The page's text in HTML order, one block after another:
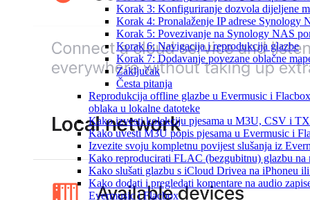
Korak 3: Konfiguriranje dozvola dijeljene
Korak 4: Pronalaženje IP adrese Synology
Korak 5: Povezivanje na Synology NAS
Korak 6: Navigacija i reprodukcija glazbe
Korak 7: Dodavanje povezane oblačne
Zaključak
Česta pitanja
Reprodukcija offline glazbe u Evermusic i
oblaka u lokalne datoteke
Kako izvesti kolekciju pjesama u M3U, CSV i
Kako uvesti M3U popis pjesama u Evermusic i
Izvezite svoju kompletnu povijest slušanja iz
Kako reproducirati FLAC (bezgubitnu) glazbu na
Kako slušati glazbu s iCloud Drivea na iPhoneu
Kako dodati i pregledati komentare na audio
Evermusic i Flacbox